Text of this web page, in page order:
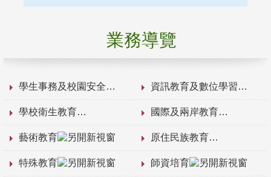
業務導覽
學生事務及校園安全 資訊教育及數位學習
學校衛生教育 國際及兩岸教育
藝術教育 原住民族教育
特殊教育 師資培育